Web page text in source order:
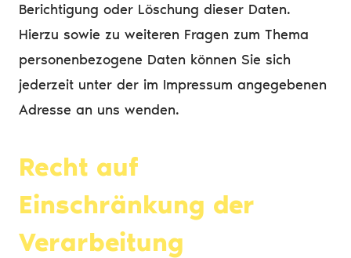
Berichtigung oder Löschung dieser Daten.
Hierzu sowie zu weiteren Fragen zum Thema
personenbezogene Daten können Sie sich
jederzeit unter der im Impressum angegebenen
Adresse an uns wenden.
Recht auf
Einschränkung der
Verarbeitung